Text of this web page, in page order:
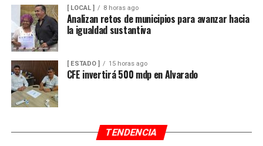
[ LOCAL ] 8 horas ago
Analizan retos de municipios para avanzar hacia
la igualdad sustantiva
[ ESTADO ] 15 horas ago
CFE invertirá 500 mdp en Alvarado
TENDENCIA